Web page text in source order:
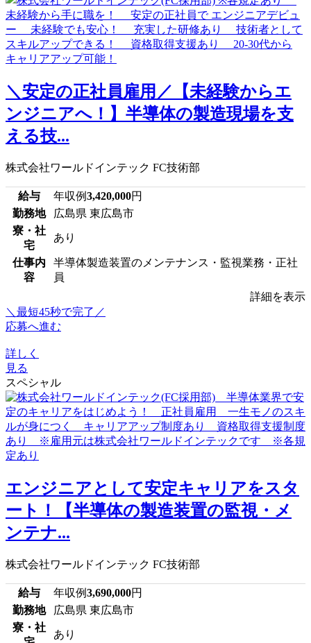
＼安定の正社員雇用／【未経験からエ
ンジニアへ！】半導体の製造現場を支
える技...
株式会社ワールドインテック FC技術部
給与 年収例3,420,000円
勤務地
広島県 東広島市
寮・社
宅
あり
仕事内
容
半導体製造装置のメンテナンス・監視業務・正社
員
詳細を表示
＼最短45秒で完了／
応募へ進む
詳しく
見る
スペシャル
エンジニアとして安定キャリアをスタ
ート！【半導体の製造装置の監視・メ
ンテナ...
株式会社ワールドインテック FC技術部
給与 年収例3,690,000円
勤務地
広島県 東広島市
寮・社
あり